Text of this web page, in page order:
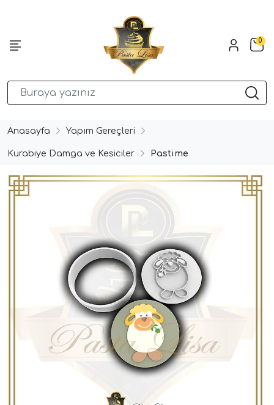
0
Anasayfa Yapım Gereçleri
Kurabiye Damga ve Kesiciler Pastime